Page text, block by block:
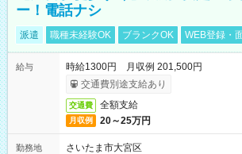
ー！電話ナシ
派遣 職種未経験OK ブランクOK WEB登録・
給与
時給1300円 月収例 201,500円
交通費別途支給あり
交通費 全額支給
月収例 20～25万円
勤務地
さいたま市大宮区